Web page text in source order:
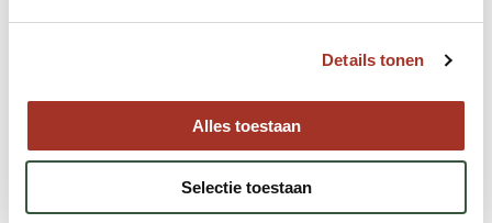
Details tonen
Alles toestaan
Selectie toestaan
Route 4: Oman, Emiraten, Qatar
en Saoedi-Arabië
Wil je een kleine combinatie maken van de